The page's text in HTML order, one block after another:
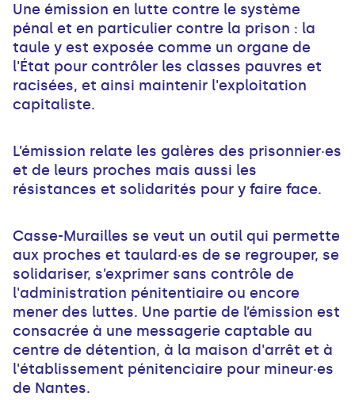
Une émission en lutte contre le système
pénal et en particulier contre la prison : la
taule y est exposée comme un organe de
l'État pour contrôler les classes pauvres et
racisées, et ainsi maintenir l'exploitation
capitaliste.
L’émission relate les galères des prisonnier·es
et de leurs proches mais aussi les
résistances et solidarités pour y faire face.
Casse-Murailles se veut un outil qui permette
aux proches et taulard·es de se regrouper, se
solidariser, s’exprimer sans contrôle de
l'administration pénitentiaire ou encore
mener des luttes. Une partie de l’émission est
consacrée à une messagerie captable au
centre de détention, à la maison d'arrêt et à
l'établissement pénitenciaire pour mineur·es
de Nantes.